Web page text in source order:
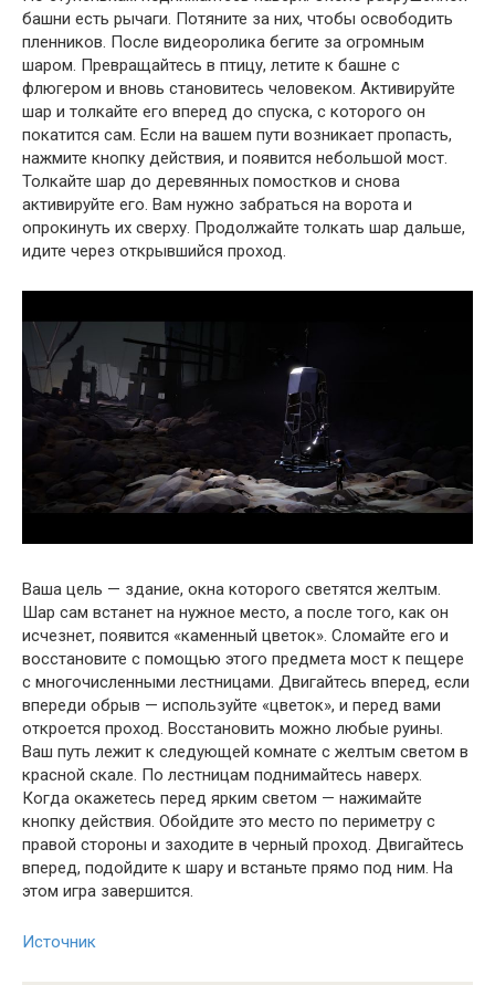
башни есть рычаги. Потяните за них, чтобы освободить
пленников. После видеоролика бегите за огромным
шаром. Превращайтесь в птицу, летите к башне с
флюгером и вновь становитесь человеком. Активируйте
шар и толкайте его вперед до спуска, с которого он
покатится сам. Если на вашем пути возникает пропасть,
нажмите кнопку действия, и появится небольшой мост.
Толкайте шар до деревянных помостков и снова
активируйте его. Вам нужно забраться на ворота и
опрокинуть их сверху. Продолжайте толкать шар дальше,
идите через открывшийся проход.
Ваша цель — здание, окна которого светятся желтым.
Шар сам встанет на нужное место, а после того, как он
исчезнет, появится «каменный цветок». Сломайте его и
восстановите с помощью этого предмета мост к пещере
с многочисленными лестницами. Двигайтесь вперед, если
впереди обрыв — используйте «цветок», и перед вами
откроется проход. Восстановить можно любые руины.
Ваш путь лежит к следующей комнате с желтым светом в
красной скале. По лестницам поднимайтесь наверх.
Когда окажетесь перед ярким светом — нажимайте
кнопку действия. Обойдите это место по периметру с
правой стороны и заходите в черный проход. Двигайтесь
вперед, подойдите к шару и встаньте прямо под ним. На
этом игра завершится.
Источник